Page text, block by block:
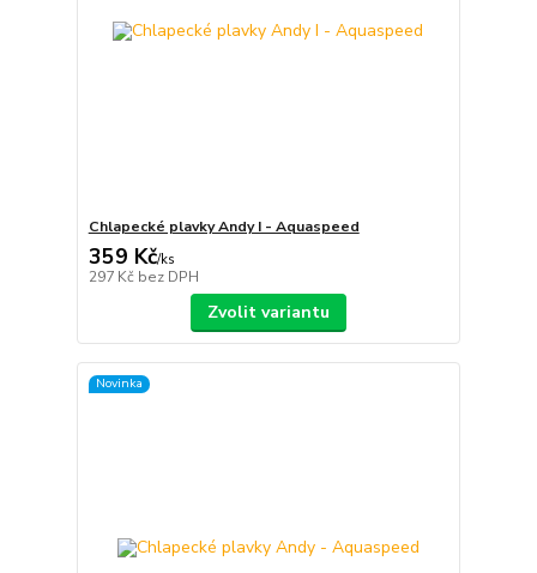
Chlapecké plavky Andy I - Aquaspeed
359 Kč/ks
297 Kč bez DPH
Zvolit variantu
Novinka